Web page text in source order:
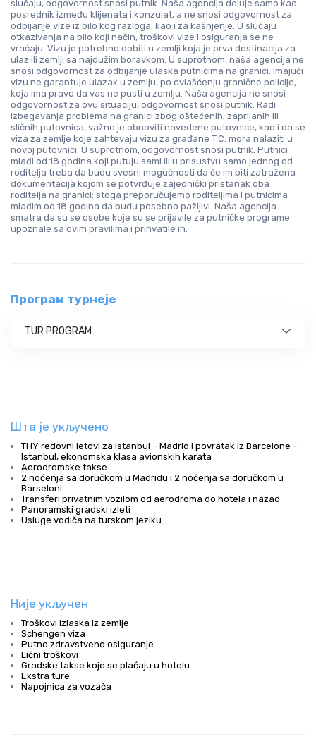
slučaju, odgovornost snosi putnik. Naša agencija deluje samo kao
posrednik između klijenata i konzulat, a ne snosi odgovornost za
odbijanje vize iz bilo kog razloga, kao i za kašnjenje. U slučaju
otkazivanja na bilo koji način, troškovi vize i osiguranja se ne
vraćaju. Vizu je potrebno dobiti u zemlji koja je prva destinacija za
ulaz ili zemlji sa najdužim boravkom. U suprotnom, naša agencija ne
snosi odgovornost za odbijanje ulaska putnicima na granici. Imajući
vizu ne garantuje ulazak u zemlju, po ovlašćenju granične policije,
koja ima pravo da vas ne pusti u zemlju. Naša agencija ne snosi
odgovornost za ovu situaciju, odgovornost snosi putnik. Radi
izbegavanja problema na granici zbog oštećenih, zaprljanih ili
sličnih putovnica, važno je obnoviti navedene putovnice, kao i da se
viza za zemlje koje zahtevaju vizu za građane T.C. mora nalaziti u
novoj putovnici. U suprotnom, odgovornost snosi putnik. Putnici
mlađi od 18 godina koji putuju sami ili u prisustvu samo jednog od
roditelja treba da budu svesni mogućnosti da će im biti zatražena
dokumentacija kojom se potvrđuje zajednički pristanak oba
roditelja na granici; stoga preporučujemo roditeljima i putnicima
mlađim od 18 godina da budu posebno pažljivi. Naša agencija
smatra da su se osobe koje su se prijavile za putničke programe
upoznale sa ovim pravilima i prihvatile ih.
Програм турнеје
TUR PROGRAM
Шта је укључено
THY redovni letovi za Istanbul – Madrid i povratak iz Barcelone –
Istanbul, ekonomska klasa avionskih karata
Aerodromske takse
2 noćenja sa doručkom u Madridu i 2 noćenja sa doručkom u
Barseloni
Transferi privatnim vozilom od aerodroma do hotela i nazad
Panoramski gradski izleti
Usluge vodiča na turskom jeziku
Није укључен
Troškovi izlaska iz zemlje
Schengen viza
Putno zdravstveno osiguranje
Lični troškovi
Gradske takse koje se plaćaju u hotelu
Ekstra ture
Napojnica za vozača